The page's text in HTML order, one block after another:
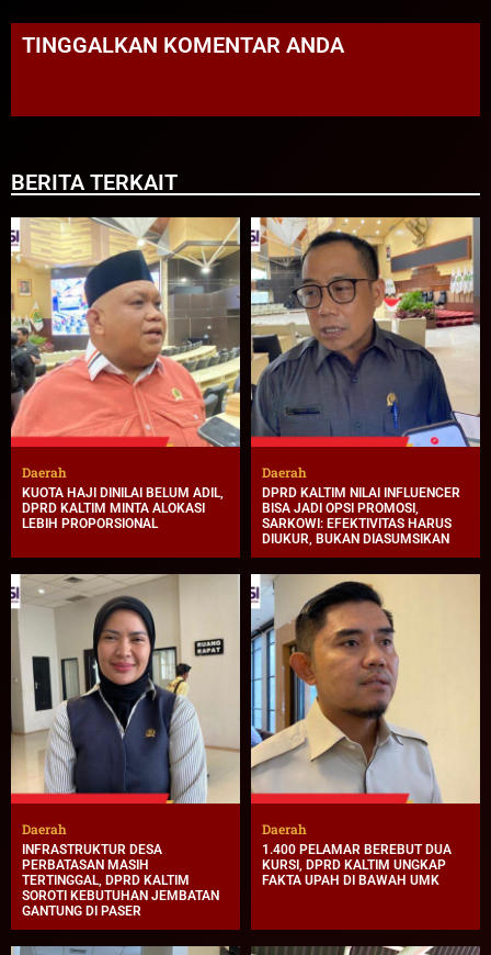
TINGGALKAN KOMENTAR ANDA
BERITA TERKAIT
Daerah
KUOTA HAJI DINILAI BELUM ADIL,
DPRD KALTIM MINTA ALOKASI
LEBIH PROPORSIONAL
Daerah
DPRD KALTIM NILAI INFLUENCER
BISA JADI OPSI PROMOSI,
SARKOWI: EFEKTIVITAS HARUS
DIUKUR, BUKAN DIASUMSIKAN
Daerah
INFRASTRUKTUR DESA
PERBATASAN MASIH
TERTINGGAL, DPRD KALTIM
SOROTI KEBUTUHAN JEMBATAN
GANTUNG DI PASER
Daerah
1.400 PELAMAR BEREBUT DUA
KURSI, DPRD KALTIM UNGKAP
FAKTA UPAH DI BAWAH UMK